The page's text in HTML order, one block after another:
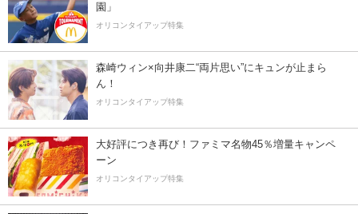
園」
オリコンタイアップ特集
森崎ウィン×向井康二“両片思い”にキュンが止まら
ん！
オリコンタイアップ特集
大好評につき再び！ファミマ名物45％増量キャンペ
ーン
オリコンタイアップ特集